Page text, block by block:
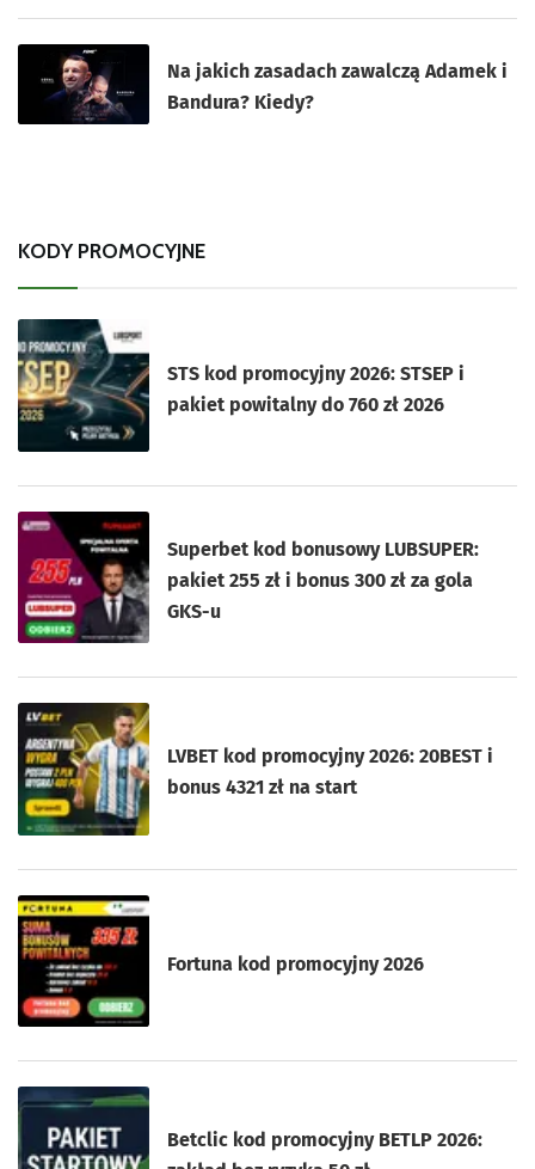
Na jakich zasadach zawalczą Adamek i
Bandura? Kiedy?
KODY PROMOCYJNE
STS kod promocyjny 2026: STSEP i
pakiet powitalny do 760 zł 2026
Superbet kod bonusowy LUBSUPER:
pakiet 255 zł i bonus 300 zł za gola
GKS-u
LVBET kod promocyjny 2026: 20BEST i
bonus 4321 zł na start
Fortuna kod promocyjny 2026
Betclic kod promocyjny BETLP 2026: